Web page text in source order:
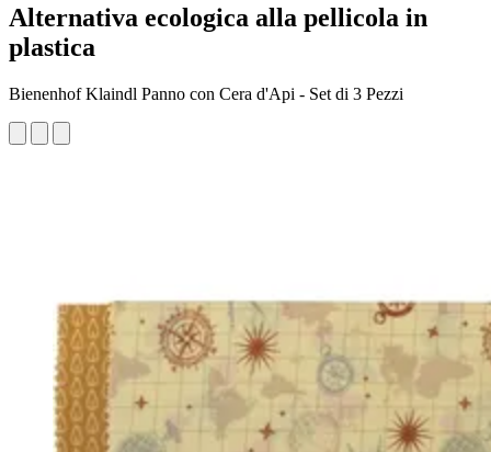
Alternativa ecologica alla pellicola in
plastica
Bienenhof Klaindl Panno con Cera d'Api - Set di 3 Pezzi